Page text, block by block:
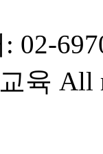
02-
육 All